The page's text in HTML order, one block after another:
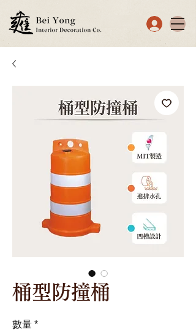
桶型防撞桶
數量 *